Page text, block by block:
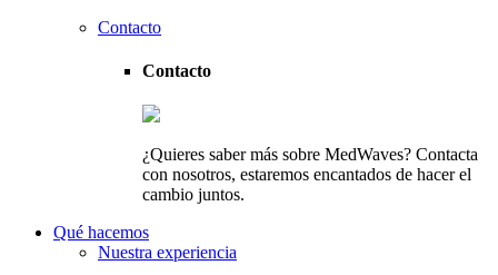
Contacto
Contacto
¿Quieres saber más sobre MedWaves? Contacta
con nosotros, estaremos encantados de hacer el
cambio juntos.
Qué hacemos
Nuestra experiencia